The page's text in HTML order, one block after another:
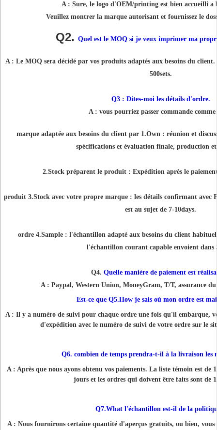
A : Sure, le logo d'OEM/printing est bien accueilli a
Veuillez montrer la marque autorisant et fournissez le
Q2. Quel est le MOQ si je veux imprimer ma
A : Le MOQ sera décidé par vos produits adaptés aux besoins du
500sets.
Q3 : Dites-moi les détails d'ordre.
A : vous pourriez passer commande
marque adaptée aux besoins du client par 1.Own : réunion et
spécifications et évaluation finale, production
2.Stock préparent le produit : Expédition après le
produit 3.Stock avec votre propre marque : les détails confirmant avec
est au sujet de 7-10days.
ordre 4.Sample : l'échantillon adapté aux besoins du client
l'échantillon courant capable envoient dans
Q4. Quelle manière de paiement est
A : Paypal, Western Union, MoneyGram, T/T, assurance
Est-ce que Q5.How je sais où mon ordre est
A : Il y a numéro de suivi pour chaque ordre une fois qu'il embarque,
d'expédition avec le numéro de suivi de votre ordre sur le
Q6. combien de temps prendra-t-il à la livraison les
A : Après que nous ayons obtenu vos paiements. La liste témoin est de
jours et les ordres qui doivent être faits sont de
Q7.What l'échantillon est-il de la
A : Nous fournirons certaine quantité d'aperçus gratuits, ou bien, vous